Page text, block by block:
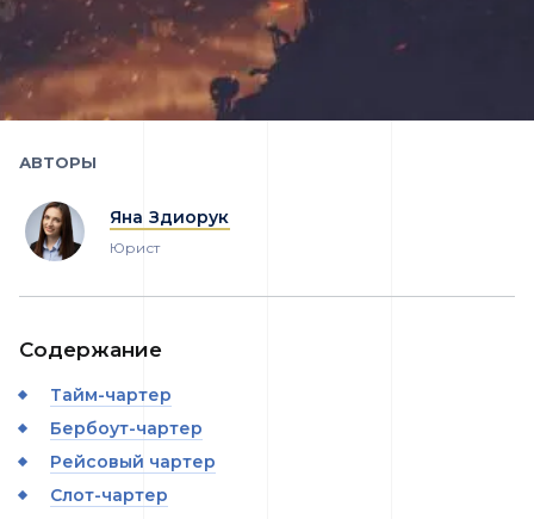
АВТОРЫ
Яна Здиорук
Юрист
Содержание
Тайм-чартер
Бербоут-чартер
Рейсовый чартер
Слот-чартер